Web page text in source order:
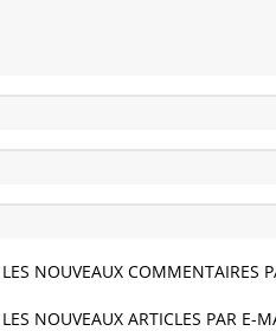
NOUVEAUX COMMENTAIRES
NOUVEAUX ARTICLES PAR E-